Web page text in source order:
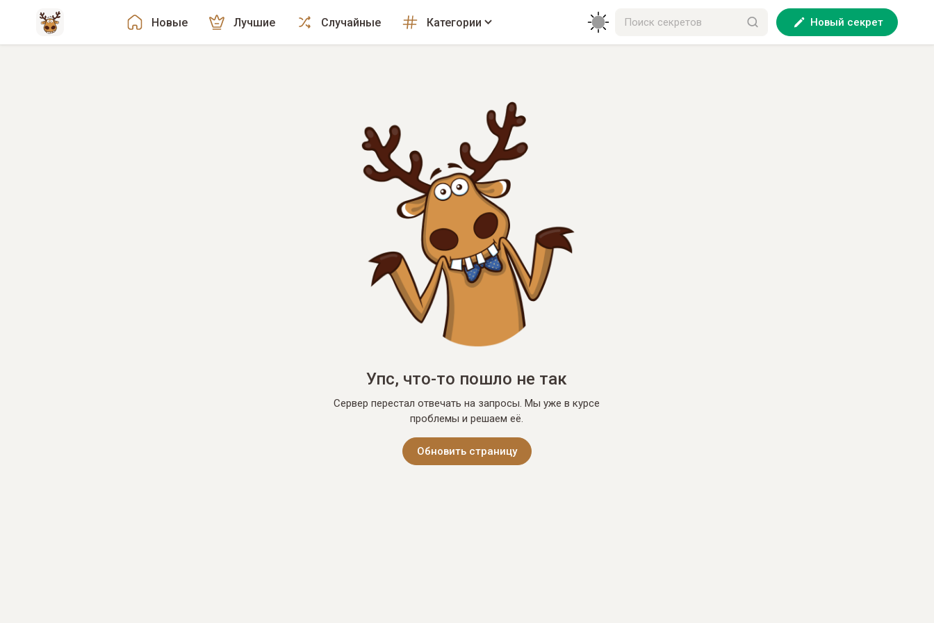
Новые Лучшие Случайные Категории Новый секрет
Упс, что-то пошло не так
Сервер перестал отвечать на запросы. Мы уже в курсе
проблемы и решаем её.
Обновить страницу